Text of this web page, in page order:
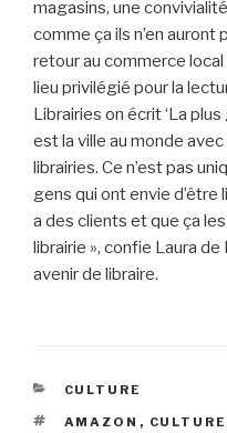
magasins, une
comme ça ils n’en auront
retour au commerce local
lieu privilégié pour la
Librairies on écrit ‘La
est la ville au monde
librairies. Ce n’est pas
gens qui ont envie d’être
a des clients et que ça
librairie », confie Laura
avenir de libraire.
CATÉGORIES
CULTURE
ÉTIQUETTES
AMAZON , CULTURE